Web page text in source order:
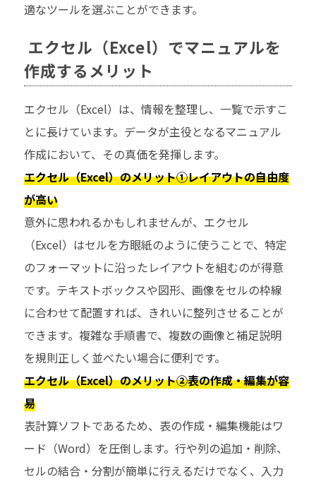
適なツールを選ぶことができます。
エクセル（Excel）でマニュアルを
作成するメリット
エクセル（Excel）は、情報を整理し、一覧で示すこ
とに長けています。データが主役となるマニュアル
作成において、その真価を発揮します。
エクセル（Excel）のメリット①レイアウトの自由度
が高い
意外に思われるかもしれませんが、エクセル
（Excel）はセルを方眼紙のように使うことで、特定
のフォーマットに沿ったレイアウトを組むのが得意
です。テキストボックスや図形、画像をセルの枠線
に合わせて配置すれば、きれいに整列させることが
できます。複雑な手順書で、複数の画像と補足説明
を規則正しく並べたい場合に便利です。
エクセル（Excel）のメリット②表の作成・編集が容
易
表計算ソフトであるため、表の作成・編集機能はワ
ード（Word）を圧倒します。行や列の追加・削除、
セルの結合・分割が簡単に行えるだけでなく、入力